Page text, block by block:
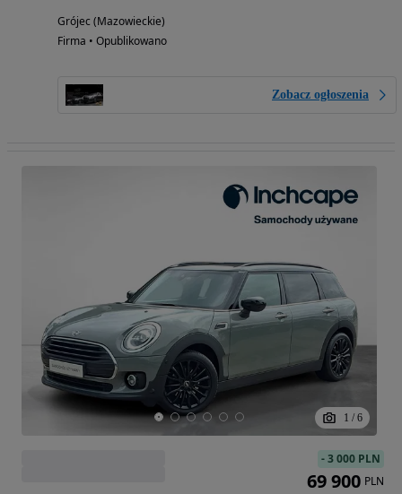
Grójec (Mazowieckie)
Firma • Opublikowano
Zobacz ogłoszenia
1 / 6
-3 000 PLN
69 900 PLN